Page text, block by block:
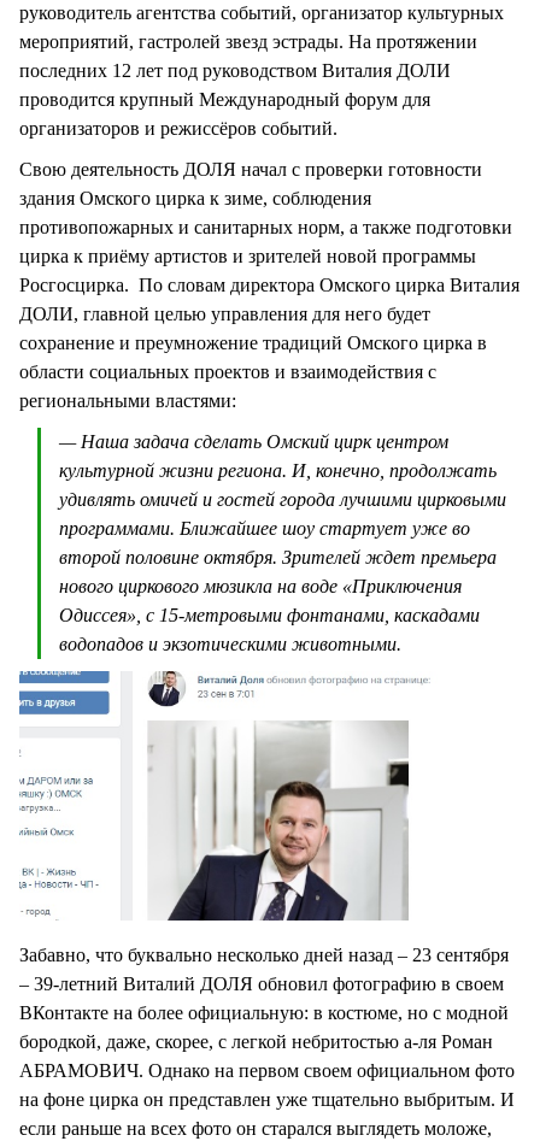
руководитель агентства событий, организатор культурных
мероприятий, гастролей звезд эстрады. На протяжении
последних 12 лет под руководством Виталия ДОЛИ
проводится крупный Международный форум для
организаторов и режиссёров событий.
Свою деятельность ДОЛЯ начал с проверки готовности
здания Омского цирка к зиме, соблюдения
противопожарных и санитарных норм, а также подготовки
цирка к приёму артистов и зрителей новой программы
Росгосцирка. По словам директора Омского цирка Виталия
ДОЛИ, главной целью управления для него будет
сохранение и преумножение традиций Омского цирка в
области социальных проектов и взаимодействия с
региональными властями:
— Наша задача сделать Омский цирк центром
культурной жизни региона. И, конечно, продолжать
удивлять омичей и гостей города лучшими цирковыми
программами. Ближайшее шоу стартует уже во
второй половине октября. Зрителей ждет премьера
нового циркового мюзикла на воде «Приключения
Одиссея», с 15-метровыми фонтанами, каскадами
водопадов и экзотическими животными.
Забавно, что буквально несколько дней назад – 23 сентября
– 39-летний Виталий ДОЛЯ обновил фотографию в своем
ВКонтакте на более официальную: в костюме, но с модной
бородкой, даже, скорее, с легкой небритостью а-ля Роман
АБРАМОВИЧ. Однако на первом своем официальном фото
на фоне цирка он представлен уже тщательно выбритым. И
если раньше на всех фото он старался выглядеть моложе,